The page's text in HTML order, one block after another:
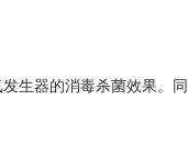
生器的消毒杀菌效果。